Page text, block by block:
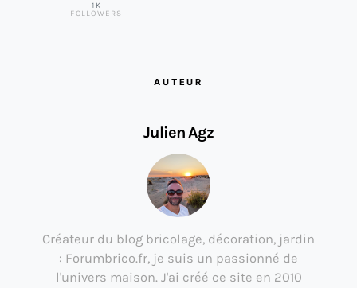
1K
FOLLOWERS
AUTEUR
Julien Agz
Créateur du blog bricolage, décoration, jardin
: Forumbrico.fr, je suis un passionné de
l'univers maison. J'ai créé ce site en 2010